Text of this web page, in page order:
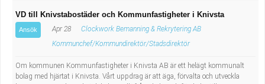
Sanering och renhållning
Socialt arbete
Säkerhetsarbete
Fastighetsskötare
Informatör/Kommunikatör
VD till Knivstabostäder och Kommunfastigheter i Knivsta
Ansök Apr 28
Clockwork Bemanning & Rekrytering AB
Kommunchef/Kommundirektör/Stadsdirektör
Om kommunen Kommunfastigheter i Knivsta AB är ett helägt kommunalt
bolag med hjärtat i Knivsta. Vårt uppdrag är att äga, förvalta och utveckla